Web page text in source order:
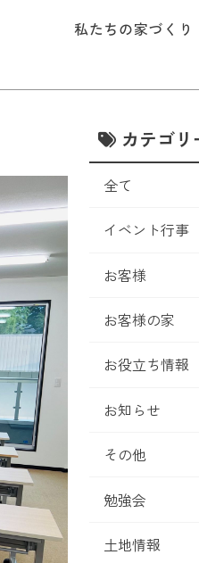
私たちの家づくり
カテゴリ
全て
イベント行事
お客様
お客様の家
お役立ち情報
お知らせ
その他
勉強会
土地情報